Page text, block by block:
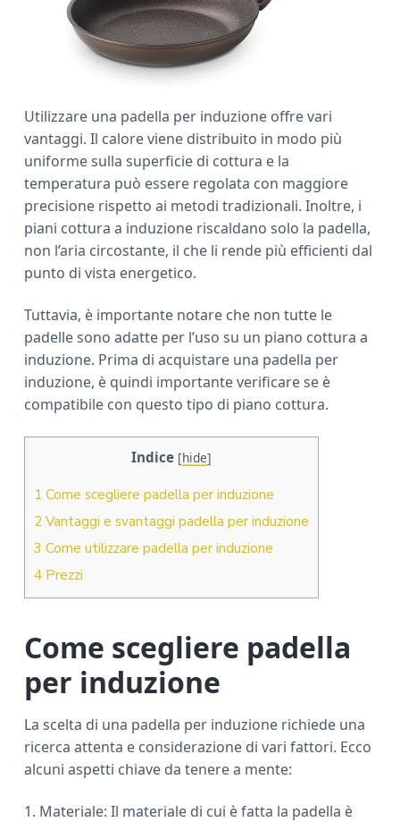
Utilizzare una padella per induzione offre vari
vantaggi. Il calore viene distribuito in modo più
uniforme sulla superficie di cottura e la
temperatura può essere regolata con maggiore
precisione rispetto ai metodi tradizionali. Inoltre, i
piani cottura a induzione riscaldano solo la padella,
non l’aria circostante, il che li rende più efficienti dal
punto di vista energetico.
Tuttavia, è importante notare che non tutte le
padelle sono adatte per l’uso su un piano cottura a
induzione. Prima di acquistare una padella per
induzione, è quindi importante verificare se è
compatibile con questo tipo di piano cottura.
Indice [hide]
1 Come scegliere padella per induzione
2Vantaggi e svantaggi padella per induzione
3 Come utilizzare padella per induzione
4Prezzi
Come scegliere padella
per induzione
La scelta di una padella per induzione richiede una
ricerca attenta e considerazione di vari fattori. Ecco
alcuni aspetti chiave da tenere a mente:
1. Materiale: Il materiale di cui è fatta la padella è